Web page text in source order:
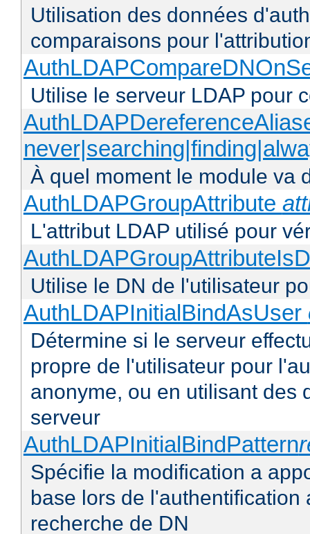
Utilisation des données
comparaisons pour
Utilise le serveur LDAP pour
À quel moment le module va
AuthLDAPGroupAttribute
L'attribut LDAP utilisé pour
Utilise le DN de l'utilisateur
AuthLDAPInitialBindAsUser
Détermine si le serveur
propre de l'utilisateur pour
anonyme, ou en utilisant des
serveur
AuthLDAPInitialBindPattern
Spécifie la modification a
base lors de
recherche de DN